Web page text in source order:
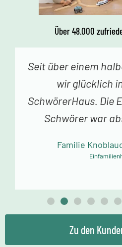
Über 48.000
Vor einer Woche
Schlüssel zu
Jedes Betreten
Dank an das
Familie Mollowitz
Zu den